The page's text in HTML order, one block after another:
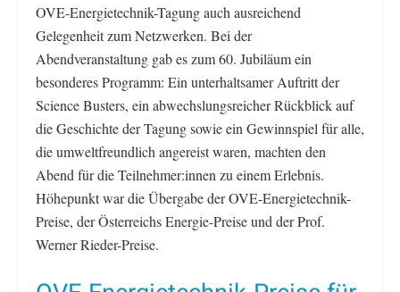
OVE-Energietechnik-Tagung auch ausreichend
Gelegenheit zum Netzwerken. Bei der
Abendveranstaltung gab es zum 60. Jubiläum ein
besonderes Programm: Ein unterhaltsamer Auftritt der
Science Busters, ein abwechslungsreicher Rückblick auf
die Geschichte der Tagung sowie ein Gewinnspiel für alle,
die umweltfreundlich angereist waren, machten den
Abend für die Teilnehmer:innen zu einem Erlebnis.
Höhepunkt war die Übergabe der OVE-Energietechnik-
Preise, der Österreichs Energie-Preise und der Prof.
Werner Rieder-Preise.